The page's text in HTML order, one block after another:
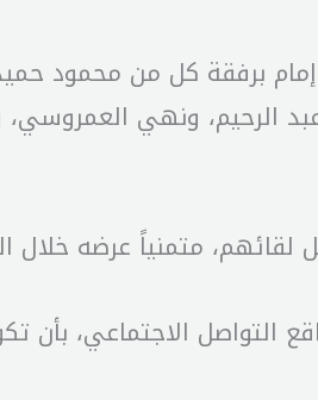
إمام برفقة كل من محمود
الرحيم، ونهي
متمنياً عرضه خلال
التواصل الاجتماعي، بأن